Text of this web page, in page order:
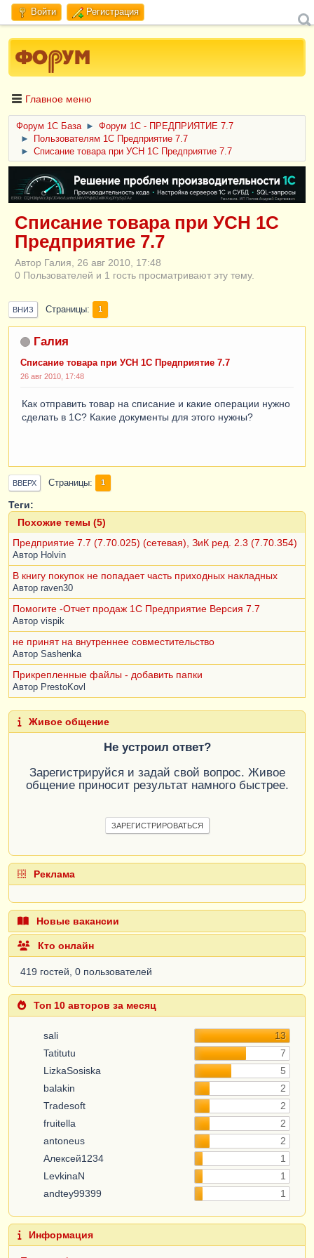
Войти Регистрация
Главное меню
Форум 1C База ►
Форум 1С - ПРЕДПРИЯТИЕ 7.7
►
Пользователям 1С Предприятие 7.7
►
Списание товара при УСН 1С Предприятие 7.7
ERID: CQH36pWzJqVJD4xVLsnhcU4hVPNjkBZe8KKxjJiYySyZAz
Списание товара при УСН 1С
Предприятие 7.7
Автор Галия, 26 авг 2010, 17:48
0 Пользователей и 1 гость просматривают эту тему.
ВНИЗ Страницы 1
Галия
Списание товара при УСН 1С Предприятие 7.7
26 авг 2010, 17:48
Как отправить товар на списание и какие операции нужно
сделать в 1С? Какие документы для этого нужны?
ВВЕРХ Страницы 1
Теги:
Похожие темы (5)
Предприятие 7.7 (7.70.025) (сетевая), ЗиК ред. 2.3 (7.70.354)
Автор Holvin
В книгу покупок не попадает часть приходных накладных
Автор raven30
Помогите -Отчет продаж 1С Предприятие Версия 7.7
Автор vispik
не принят на внутреннее совместительство
Автор Sashenka
Прикрепленные файлы - добавить папки
Автор PrestoKovl
Живое общение
Не устроил ответ?
Зарегистрируйся и задай свой вопрос. Живое
общение приносит результат намного быстрее.
ЗАРЕГИСТРИРОВАТЬСЯ
Реклама
Новые вакансии
Кто онлайн
419 гостей, 0 пользователей
Топ 10 авторов за месяц
sali
13
Tatitutu
7
LizkaSosiska
5
balakin
2
Tradesoft
2
fruitella
2
antoneus
2
Алексей1234
1
LevkinaN
1
andtey99399
1
Информация